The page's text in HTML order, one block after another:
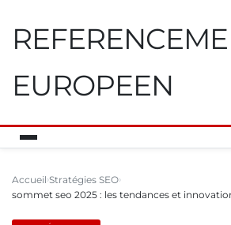
EUROPEEN
Accueil Stratégies SEO
sommet seo 2025 : les tendances et